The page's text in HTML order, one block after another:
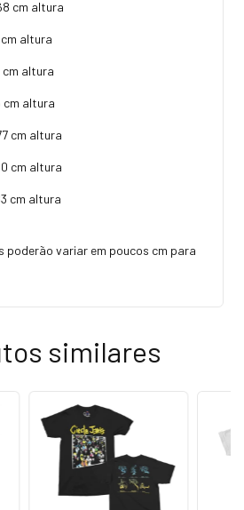
cm altura
cm altura
cm altura
cm altura
cm altura
cm altura
cm altura
poderão variar em poucos cm para
similares